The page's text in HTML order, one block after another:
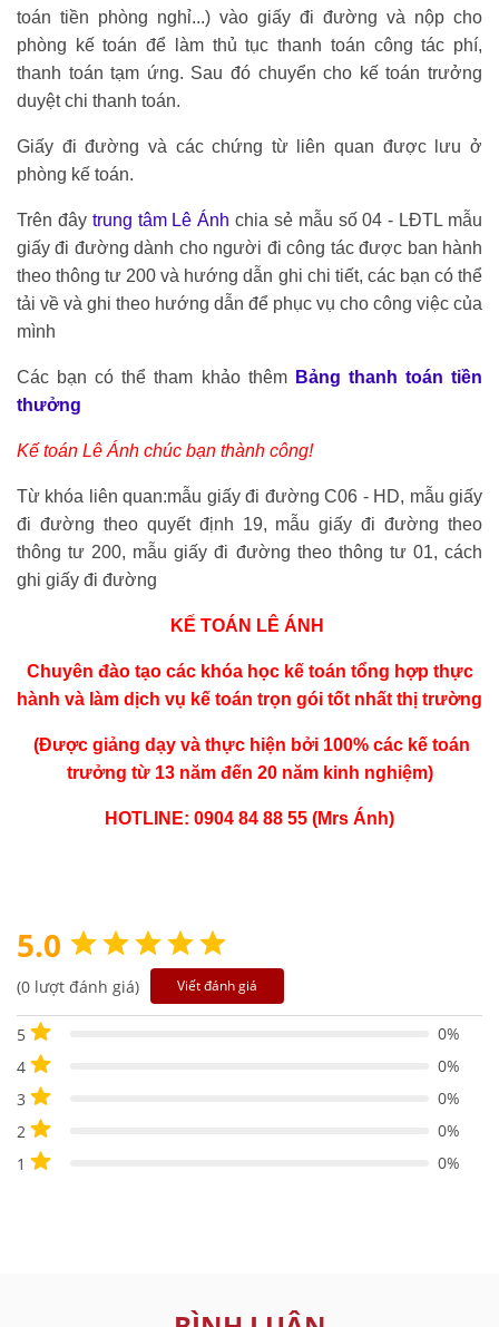
toán tiền phòng nghỉ...) vào giấy đi đường và nộp cho
phòng kế toán để làm thủ tục thanh toán công tác phí,
thanh toán tạm ứng. Sau đó chuyển cho kế toán trưởng
duyệt chi thanh toán.
Giấy đi đường và các chứng từ liên quan được lưu ở
phòng kế toán.
Trên đây trung tâm Lê Ánh chia sẻ mẫu số 04 - LĐTL mẫu
giấy đi đường dành cho người đi công tác được ban hành
theo thông tư 200 và hướng dẫn ghi chi tiết, các bạn có thể
tải về và ghi theo hướng dẫn để phục vụ cho công việc của
mình
Các bạn có thể tham khảo thêm Bảng thanh toán tiền
thưởng
Kế toán Lê Ánh chúc bạn thành công!
Từ khóa liên quan:mẫu giấy đi đường C06 - HD, mẫu giấy
đi đường theo quyết định 19, mẫu giấy đi đường theo
thông tư 200, mẫu giấy đi đường theo thông tư 01, cách
ghi giấy đi đường
KẾ TOÁN LÊ ÁNH
Chuyên đào tạo các khóa học kế toán tổng hợp thực
hành và làm dịch vụ kế toán trọn gói tốt nhất thị trường
(Được giảng dạy và thực hiện bởi 100% các kế toán
trưởng từ 13 năm đến 20 năm kinh nghiệm)
HOTLINE: 0904 84 88 55 (Mrs Ánh)
5.0
(0 lượt đánh giá) Viết đánh giá
5
0%
4
0%
3
0%
2
0%
1
0%